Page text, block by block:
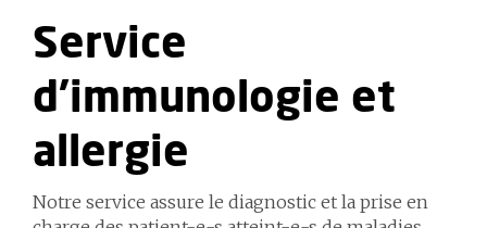
Service
d'immunologie et
allergie
Notre service assure le diagnostic et la prise en